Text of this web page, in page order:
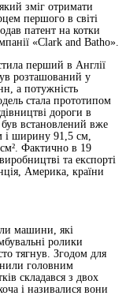
зміг отримати
першого в світі
патент на котки
«Clark and Batho».
перший в Англії
розташований у
а потужність
стала прототипом
дороги в
встановлений вже
і ширину 91,5 см,
Фактично в 19
та експорті
Америка, країни
машини, які
ролики
тягнув. Згодом для
головним
складався з двох
і називалися вони